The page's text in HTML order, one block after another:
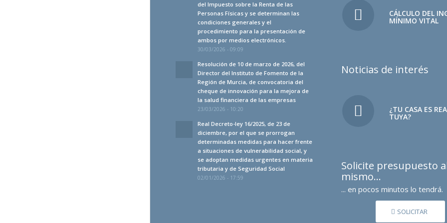
del Impuesto sobre la Renta de las
Personas Físicas y se determinan las
condiciones generales y el
procedimiento para la presentación de
ambos por medios electrónicos.
30/03/2026 - 09:09
Resolución de 10 de marzo de 2026, del
Director del Instituto de Fomento de la
Región de Murcia, de convocatoria del
cheque de innovación para la mejora de
la salud financiera de las empresas
23/03/2026 - 10:20
Real Decreto-ley 16/2025, de 23 de
diciembre, por el que se prorrogan
determinadas medidas para hacer frente
a situaciones de vulnerabilidad social, y
se adoptan medidas urgentes en materia
tributaria y de Seguridad Social
02/01/2026 - 17:59
CÁLCULO DEL
MÍNIMO VITAL
Noticias de interés
¿TU CASA ES
TUYA?
Solicite presupuesto
mismo…
... en pocos minutos lo tendrá.
SOLICITAR